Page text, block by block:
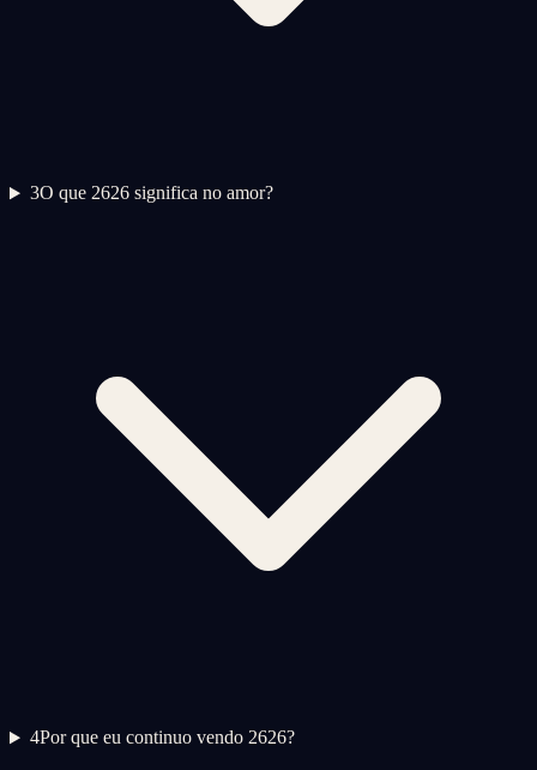
3O que 2626 significa no amor?
4Por que eu continuo vendo 2626?